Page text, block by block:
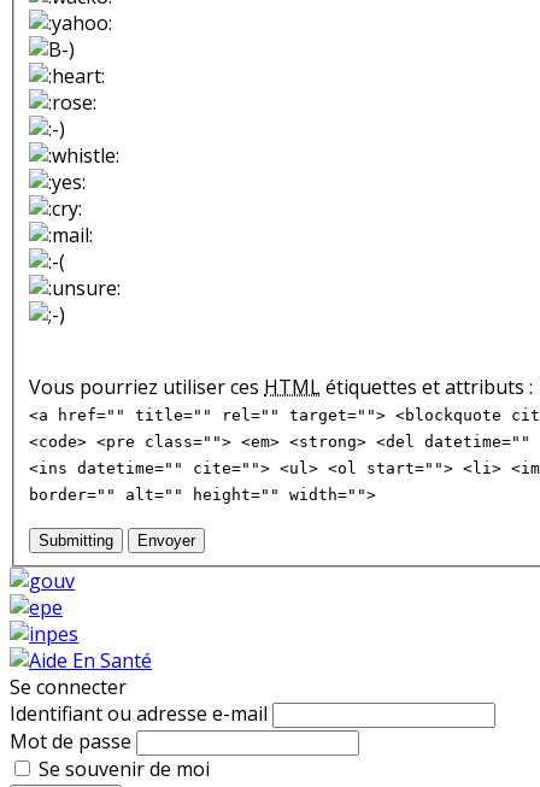
Vous pourriez utiliser ces HTMLétiquettes et attributs :
<a href="" title="" rel="" target=""> <blockquote
<code> <pre class=""> <em> <strong> <del
<ins datetime="" cite=""> <ul> <ol start=""> <li>
border="" alt="" height="" width="">
Submitting Envoyer
Se connecter
Identifiant ou adresse e-mail
Mot de passe
Se souvenir de moi